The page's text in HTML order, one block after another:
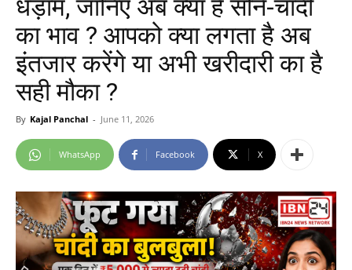
धड़ाम, जानिए अब क्या है सोने-चांदी
का भाव ? आपको क्या लगता है अब
इंतजार करेंगे या अभी खरीदारी का है
सही मौका ?
By Kajal Panchal - June 11, 2026
WhatsApp Facebook X